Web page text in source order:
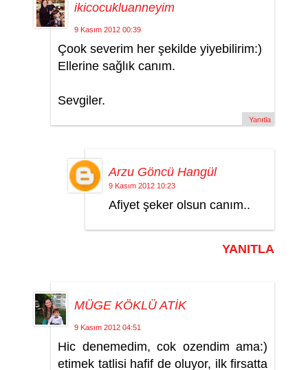
ikicocukluanneyim
9 Kasım 2012 00:39
Çook severim her şekilde yiyebilirim:)
Ellerine sağlık canım.
Sevgiler.
Yanıtla
Arzu Göncü Hangül
9 Kasım 2012 10:23
Afiyet şeker olsun canım..
YANITLA
MÜGE KÖKLÜ ATİK
9 Kasım 2012 04:51
Hic denemedim, cok ozendim ama:)
etimek tatlisi hafif de oluyor, ilk firsatta